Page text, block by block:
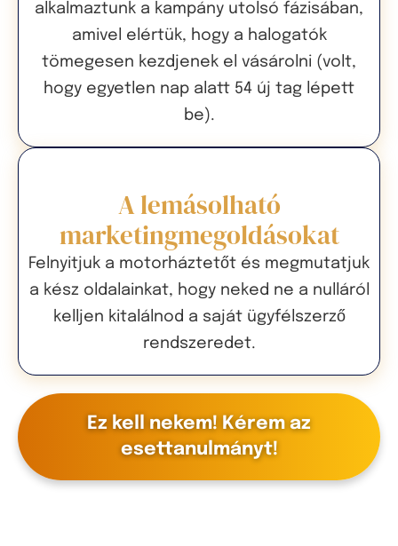
alkalmaztunk a kampány utolsó fázisában,
amivel elértük, hogy a halogatók
tömegesen kezdjenek el vásárolni (volt,
hogy egyetlen nap alatt 54 új tag lépett
be).
A lemásolható
marketingmegoldásokat
Felnyitjuk a motorháztetőt és megmutatjuk
a kész oldalainkat, hogy neked ne a nulláról
kelljen kitalálnod a saját ügyfélszerző
rendszeredet.
Ez kell nekem! Kérem az
esettanulmányt!